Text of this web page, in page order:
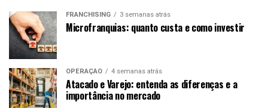
FRANCHISING 3 semanas atrás
Microfranquias: quanto custa e como investir
OPERAÇÃO 4 semanas atrás
Atacado e Varejo: entenda as diferenças e a
importância no mercado